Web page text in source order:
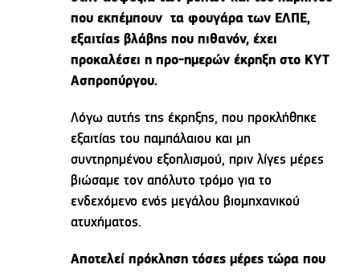
που εκπέμπουν τα φουγάρα των ΕΛΠΕ,
εξαιτίας βλάβης που πιθανόν, έχει
προκαλέσει η προ-ημερών έκρηξη στο ΚΥΤ
Ασπροπύργου.
Λόγω αυτής της έκρηξης, που προκλήθηκε
εξαιτίας του παμπάλαιου και μη
συντηρημένου εξοπλισμού, πριν λίγες μέρες
βιώσαμε τον απόλυτο τρόμο για το
ενδεχόμενο ενός μεγάλου βιομηχανικού
ατυχήματος.
Αποτελεί πρόκληση τόσες μέρες τώρα που